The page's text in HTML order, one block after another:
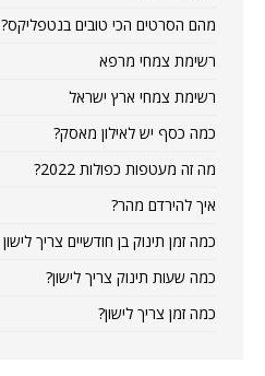
מהם הסרטים הכי טובים בנטפליקס?
רשימת צמחי מרפא
רשימת צמחי ארץ ישראל
כמה כסף יש לאילון מאסק?
מה זה מעטפות כפולות 2022?
איך להירדם מהר?
כמה זמן תינוק בן חודשיים צריך לישון
כמה שעות תינוק צריך לישון?
כמה זמן צריך לישון?